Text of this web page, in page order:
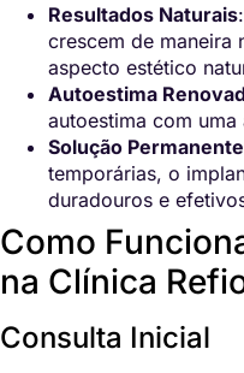
Resultados Naturais
crescem de maneira
aspecto estético
Autoestima
autoestima com
Solução Permanente
temporárias, o
duradouros e
Como
na Clínica
Consulta Inicial